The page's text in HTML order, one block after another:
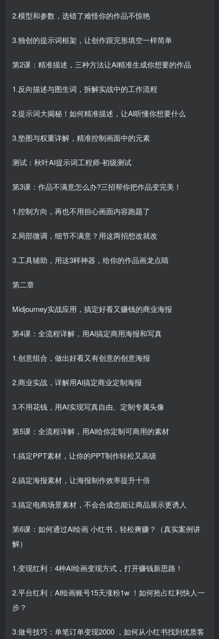
2.模型和参数，选错了难怪你的作品不惊艳
3.独创的提示词框架，让创作跟完形填空一样简单
第2课：精准描述，三种方法让Al精准生成你想要的作品
1.反向描述与图生词，拆解实战中的工作流程
2.提示词大揭秘！如何精准描述，让Al听懂你想要什么
3.垫图与权重详解，精准控制画面中的元素
测试：秋叶AI提示词工程师-初级测试
第3课：作品不满意怎么办?三招帮你把作品变完美！
1.控制方向，再也不用担心画面内容跑题了
2.局部微调，细节不满意？用这两招想改就改
3.工具辅助，用这3样神器，给你的作品画龙点睛
第二章
Midjourney实战应用，搞定好看又赚钱的商业海报
第4课：全流程详解，用Al搞定商用海报和写真
1.创意组合，做出好看又有创意的创意海报
2.商业实战，详解用Al搞定商业定制海报
3.不用花钱，用AI实现写真自由、定制专属头像
第5课：全流程详解，用Al给你定制可商用的素材
1.搞定PPT素材，让你的PPT制作轻松又高级
2.搞定海报素材，让海报制作效率提升十倍
3.搞定电商场景素材，不会合成也能让商品展示更诱人
第6课：如何通过Al绘画 小红书，轻松爽赚？（真实案例讲
解）
1.变现红利：4种AI绘画变现方式，打开赚钱新思路！
2.平台红利：Al绘画账号15天涨粉1w ！如何抢占红利快人一
步？
3.做号技巧：单笔订单变现2000 ，如何从小红书找到优质客